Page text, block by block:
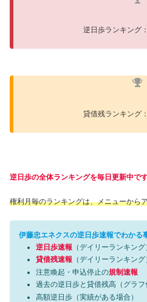
逆日歩ランキング：
貸借残ランキング：
逆日歩の全体ランキングを毎日更新中です
権利月毎のランキングは、メニューから
伊藤忠エネクスの逆日歩速報でわかる
逆日歩速報 （デイリーランキング
貸借残速報 （デイリーランキング
注意喚起・申込停止の規制速報
過去の逆日歩と貸借残高（グラフ
高額逆日歩（実績がある場合）